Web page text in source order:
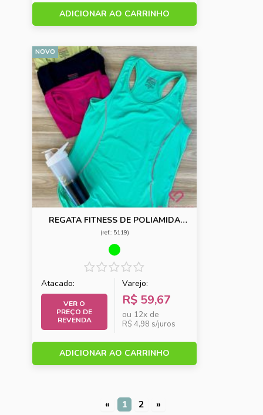
ADICIONAR AO CARRINHO
NOVO
REGATA FITNESS DE POLIAMIDA
COM FRISO
(ref.: 5119)
Atacado:
VER O
PREÇO DE
REVENDA
Varejo:
R$ 59,67
ou 12x de
R$ 4,98 s/juros
ADICIONAR AO CARRINHO
« 1 2 »